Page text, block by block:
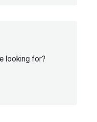
looking for?